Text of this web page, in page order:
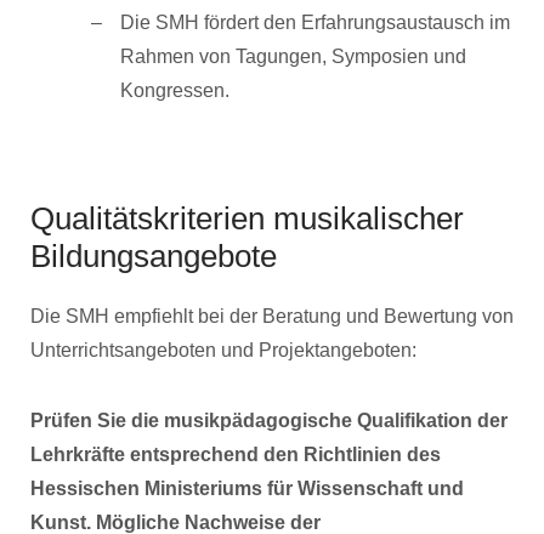
Die SMH fördert den Erfahrungsaustausch im
Rahmen von Tagungen, Symposien und
Kongressen.
Qualitätskriterien musikalischer
Bildungsangebote
Die SMH empfiehlt bei der Beratung und Bewertung von
Unterrichtsangeboten und Projektangeboten:
Prüfen Sie die musikpädagogische Qualifikation der
Lehrkräfte entsprechend den Richtlinien des
Hessischen Ministeriums für Wissenschaft und
Kunst. Mögliche Nachweise der